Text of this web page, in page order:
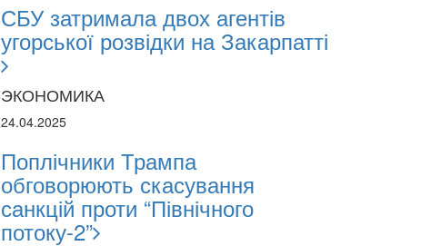
СБУ затримала двох агентів
угорської розвідки на Закарпатті
ЭКОНОМИКА
24.04.2025
Поплічники Трампа
обговорюють скасування
санкцій проти “Північного
потоку-2”